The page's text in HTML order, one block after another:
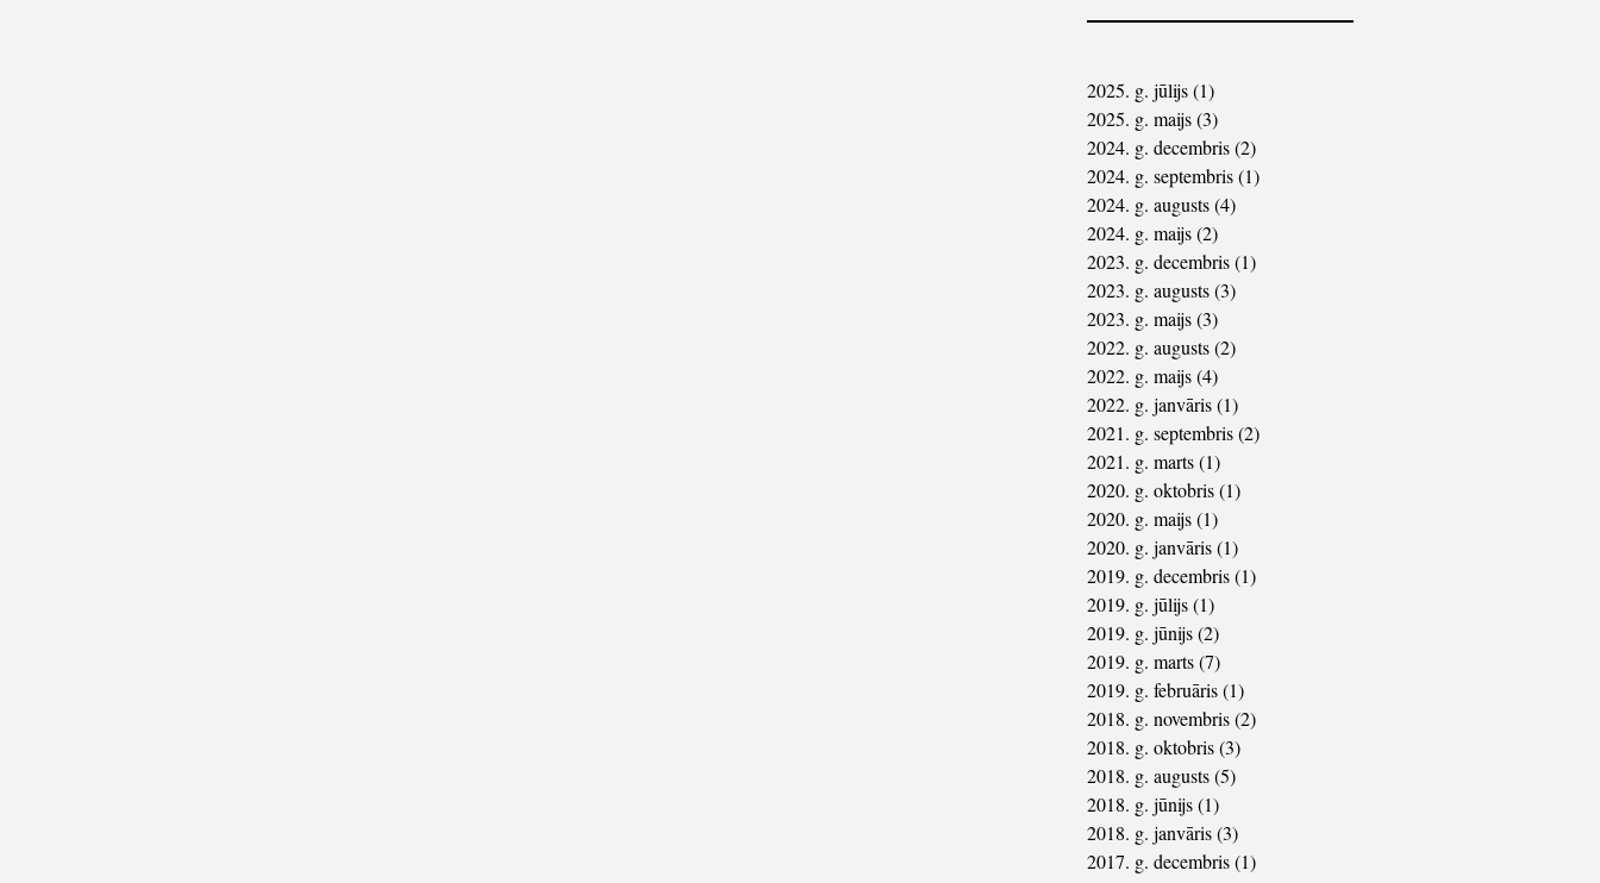
2025. g. jūlijs(1)
2025. g. maijs(3)
2024. g. decembris(2)
2024. g. septembris(1)
2024. g. augusts(4)
2024. g. maijs(2)
2023. g. decembris(1)
2023. g. augusts(3)
2023. g. maijs(3)
2022. g. augusts(2)
2022. g. maijs(4)
2022. g. janvāris(1)
2021. g. septembris(2)
2021. g. marts(1)
2020. g. oktobris(1)
2020. g. maijs(1)
2020. g. janvāris(1)
2019. g. decembris(1)
2019. g. jūlijs(1)
2019. g. jūnijs(2)
2019. g. marts(7)
2019. g. februāris(1)
2018. g. novembris(2)
2018. g. oktobris(3)
2018. g. augusts(5)
2018. g. jūnijs(1)
2018. g. janvāris(3)
2017. g. decembris(1)